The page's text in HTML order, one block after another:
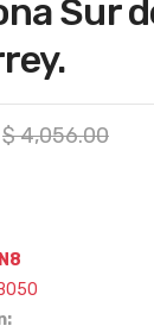
Sur
$4,056.00